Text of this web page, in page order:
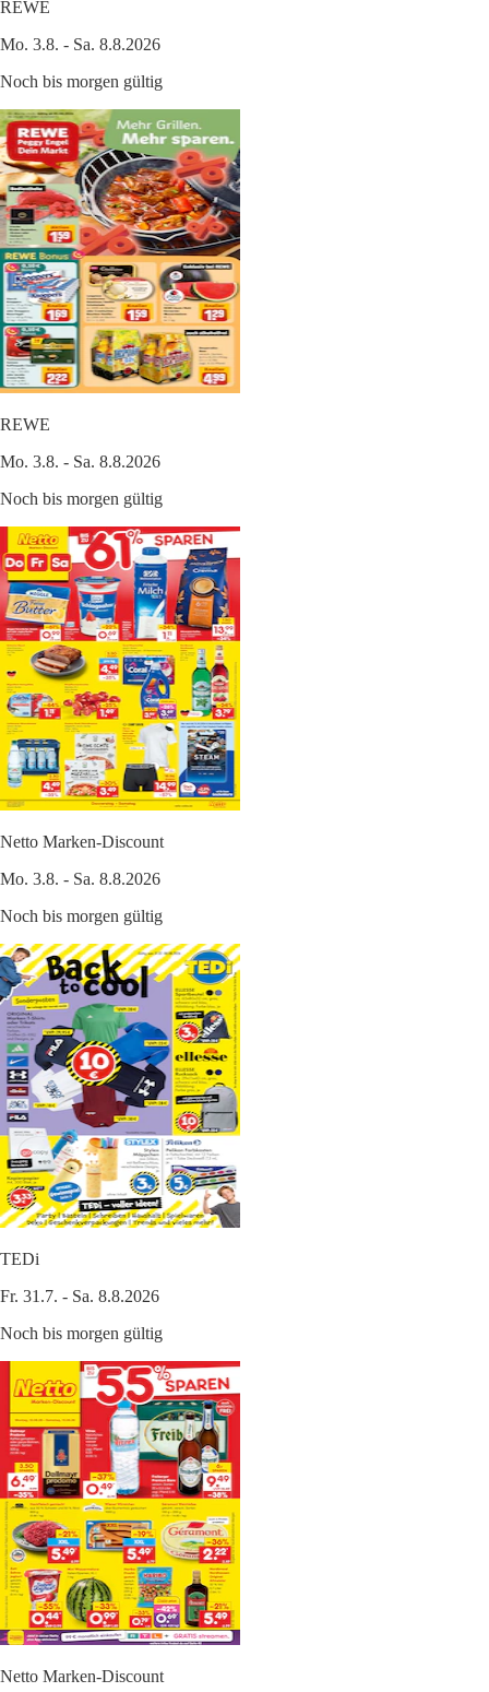
REWE
Mo. 3.8. - Sa. 8.8.2026
Noch bis morgen gültig
REWE
Mo. 3.8. - Sa. 8.8.2026
Noch bis morgen gültig
Netto Marken-Discount
Mo. 3.8. - Sa. 8.8.2026
Noch bis morgen gültig
TEDi
Fr. 31.7. - Sa. 8.8.2026
Noch bis morgen gültig
Netto Marken-Discount